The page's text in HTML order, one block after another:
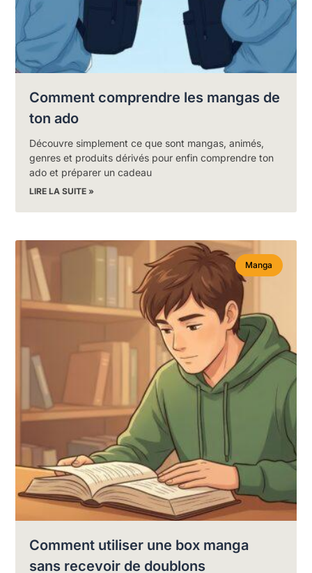
Comment comprendre les mangas de
ton ado
Découvre simplement ce que sont mangas, animés,
genres et produits dérivés pour enfin comprendre ton
ado et préparer un cadeau
LIRE LA SUITE »
Manga
Comment utiliser une box manga
sans recevoir de doublons